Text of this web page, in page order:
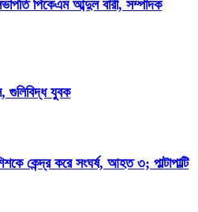
পিকেএম আব্দুল বারী, সম্পাদক
গুলিবিদ্ধ যুবক
কেন্দ্র করে সংঘর্ষ, আহত ৩; পাল্টাপাল্টি